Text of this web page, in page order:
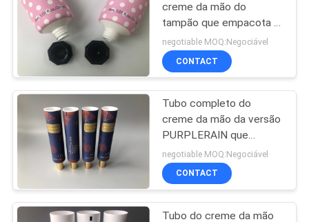
Tubo plástico do
animal de
estimação
Embalagem plástica
do tubo
creme da mão do
tampão que empacota a
impressão de
deslocamento
completamente 2c do
negotiable MOQ:Negociável
CONTACT
Tubo completo do
creme da mão da versão
PURPLERAIN que
empacota 50g com o
tampão alto do anjo
direito
negotiable MOQ:Negociável
CONTACT
Tubo do creme da mão